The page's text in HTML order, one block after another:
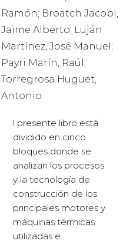
Ramón; Broatch Jacobi,
Jaime Alberto; Luján
Martínez, José Manuel;
Payri Marín, Raúl;
Torregrosa Huguet,
Antonio
l presente libro está
dividido en cinco
bloques donde se
analizan los procesos
y la tecnología de
construcción de los
principales motores y
máquinas térmicas
utilizadas e...